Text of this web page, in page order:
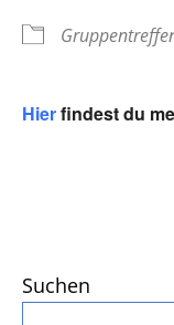
Hierfindest du
Suchen